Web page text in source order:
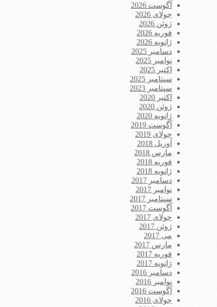
آگوست 2026
جولای 2026
ژوئن 2026
فوریه 2026
ژانویه 2026
دسامبر 2025
نوامبر 2025
اکتبر 2025
سپتامبر 2025
سپتامبر 2023
اکتبر 2020
ژوئن 2020
ژانویه 2020
آگوست 2019
جولای 2019
آوریل 2018
مارس 2018
فوریه 2018
ژانویه 2018
دسامبر 2017
نوامبر 2017
سپتامبر 2017
آگوست 2017
جولای 2017
ژوئن 2017
می 2017
مارس 2017
فوریه 2017
ژانویه 2017
دسامبر 2016
نوامبر 2016
آگوست 2016
جولای 2016